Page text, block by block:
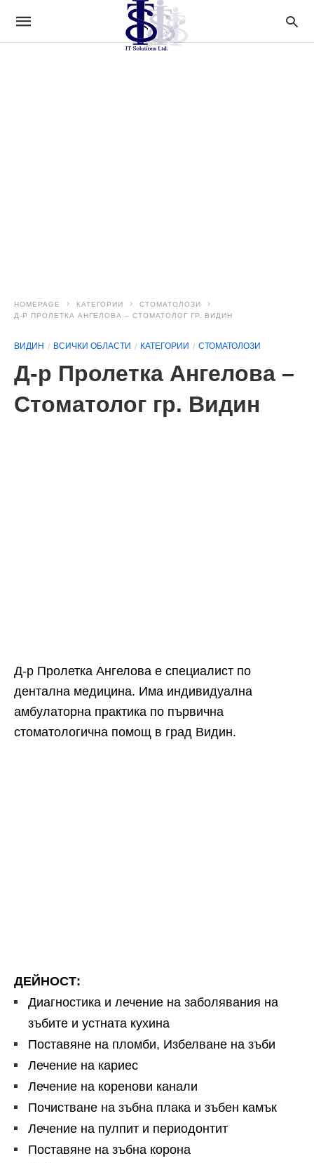
HOMEPAGE КАТЕГОРИИ
СТОМАТОЛОЗИ
Д-Р ПРОЛЕТКА АНГЕЛОВА – СТОМАТОЛОГ ГР. ВИДИН
ВИДИН ВСИЧКИ ОБЛАСТИ КАТЕГОРИИ СТОМАТОЛОЗИ
Д-р Пролетка Ангелова –
Стоматолог гр. Видин
Д-р Пролетка Ангелова е специалист по
дентална медицина. Има индивидуална
амбулаторна практика по първична
стоматологична помощ в град Видин.
ДЕЙНОСТ:
Диагностика и лечение на заболявания на
зъбите и устната кухина
Поставяне на пломби, Избелване на зъби
Лечение на кариес
Лечение на коренови канали
Почистване на зъбна плака и зъбен камък
Лечение на пулпит и периодонтит
Поставяне на зъбна корона